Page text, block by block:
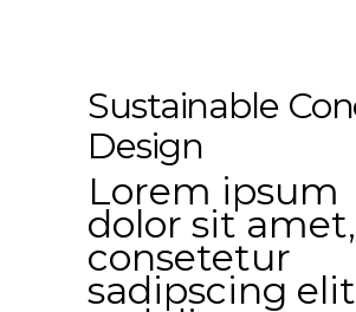
Sustainable
Design
Lorem ipsum
dolor sit amet,
consetetur
sadipscing